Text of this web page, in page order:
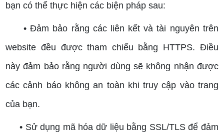
bạn có thể thực hiện các biện pháp sau:
• Đảm bảo rằng các liên kết và tài nguyên trên
website đều được tham chiếu bằng HTTPS. Điều
này đảm bảo rằng người dùng sẽ không nhận được
các cảnh báo không an toàn khi truy cập vào trang
của bạn.
• Sử dụng mã hóa dữ liệu bằng SSL/TLS để đảm